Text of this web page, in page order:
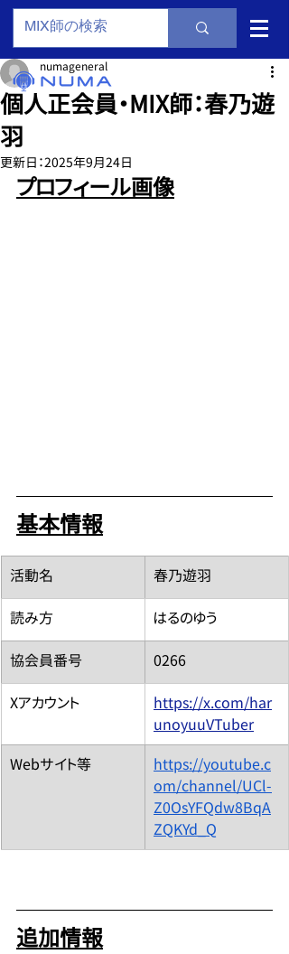
個人正会員・MIX師：春乃遊
羽
numageneral
更新日：2025年9月24日
プロフィール画像
基本情報
​活動名 春乃遊羽
読み方 はるのゆう
​協会員番号 0266
Xアカウント
https://x.com/har
unoyuuVTuber
​Webサイト等
https://youtube.c
om/channel/UCl-
Z0OsYFQdw8BqA
ZQKYd_Q
追加情報